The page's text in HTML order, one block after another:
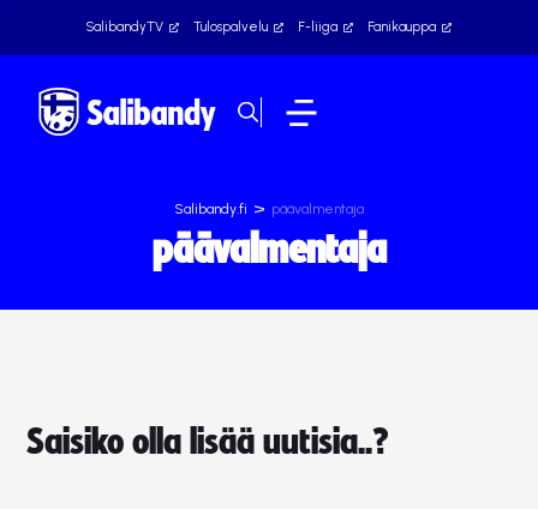
SalibandyTV Tulospalvelu F-liiga Fanikauppa
Salibandy.fi > päävalmentaja
päävalmentaja
Saisiko olla lisää uutisia..?